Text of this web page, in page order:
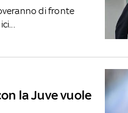
di fronte
la Juve vuole